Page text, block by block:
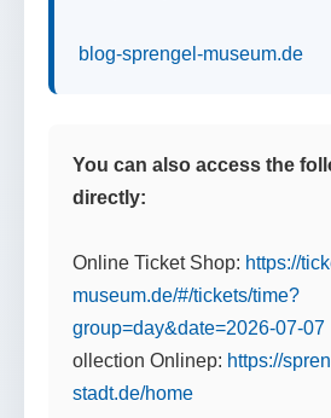
blog-sprengel-museum.de
You can also access the
directly:
Online Ticket Shop: https://
museum.de/#/tickets/time?
group=day&date=2026-07-07
ollection Onlinep: https://
stadt.de/home